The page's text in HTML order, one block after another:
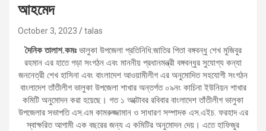
আহমেদ
October 3, 2023 talas
দৈনিক তালাশ.কমঃ ভালুকা উপজেলা প্রতিনিধি:জাতির পিতা বঙ্গবন্ধু শেখ মুজিবুর
রহমান এর হাতে গড়া সংগঠন এবং মাননীয় প্রধানমন্ত্রী বঙ্গবন্ধুর সুযোগ্য কন্যা
জননেত্রী শেখ হাসিনা এবং বাংলাদেশ আওয়ামীলীগ এর অনুমোদিত সহযোগী সংগঠন
বাংলাদেশ তাঁতীলীগ ভালুকা উপজেলা শাখার অন্তর্গত ০৯নং কাচিনা ইউনিয়ন শাখার
কমিটি অনুমোদন করা হয়েছে। গত ১ অক্টোবর রবিবার বাংলাদেশ তাঁতীলীগ ভালুকা
উপজেলার সভাপতি এস.এম কামরুজ্জামান ও সাধারণ সম্পাদক এস.এইচ. ফরহাদ এর
স্বাক্ষরিত আগামী এক বছরের জন্য এ কমিটির অনুমোদন দেয়। এতে হাফিজুর